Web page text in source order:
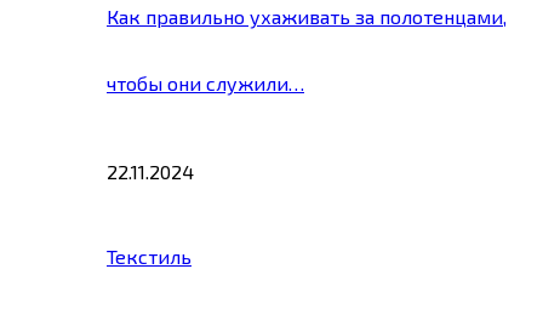
Как правильно ухаживать за полотенцами,
чтобы они служили…
22.11.2024
Текстиль